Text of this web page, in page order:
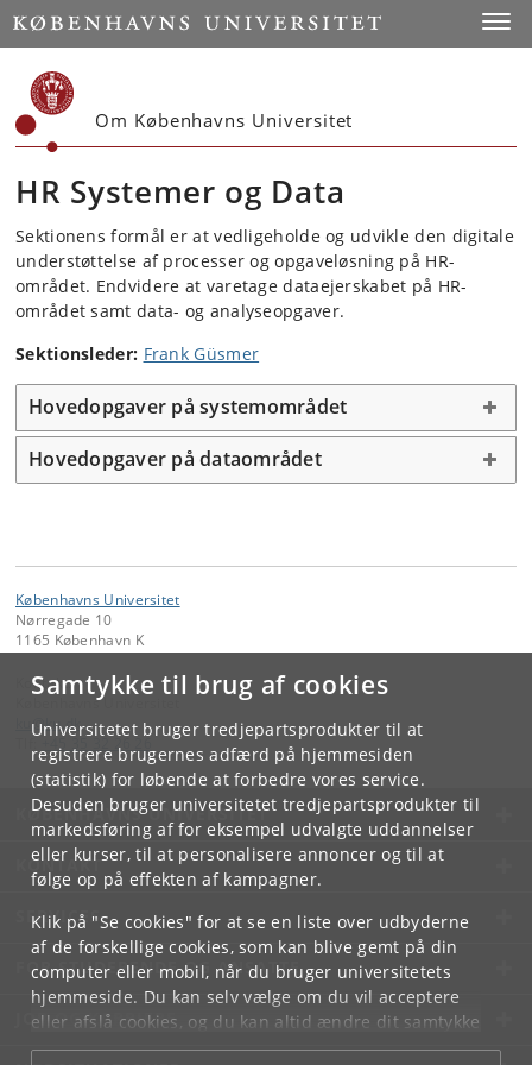
Samtykke til brug af cookies
Universitetet bruger tredjepartsprodukter til at
registrere brugernes adfærd på hjemmesiden
(statistik) for løbende at forbedre vores service.
Desuden bruger universitetet tredjepartsprodukter til
markedsføring af for eksempel udvalgte uddannelser
eller kurser, til at personalisere annoncer og til at
følge op på effekten af kampagner.
Klik på "Se cookies" for at se en liste over udbyderne
af de forskellige cookies, som kan blive gemt på din
computer eller mobil, når du bruger universitetets
hjemmeside. Du kan selv vælge om du vil acceptere
eller afslå cookies, og du kan altid ændre dit samtykke
underCookie- og privatlivspolitiksom du finder i
Start
Om Københavns Universitet
HR Systemer og Data
Sektionens formål er at vedligeholde og udvikle den digitale
understøttelse af processer og opgaveløsning på HR-
området. Endvidere at varetage dataejerskabet på HR-
området samt data- og analyseopgaver.
Sektionsleder: Frank Güsmer
Hovedopgaver på systemområdet
Hovedopgaver på dataområdet
Københavns Universitet
Nørregade 10
1165 København K
Kontakt:
Københavns Universitet
@ku.dk
KØBENHAVNS UNIVERSITET
KONTAKT
SERVICES
FOR STUDERENDE OG ANSATTE
JOB OG KARRIERE